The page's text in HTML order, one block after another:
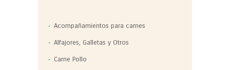
Acompañamientos para carnes
Alfajores, Galletas y Otros
Carne Pollo